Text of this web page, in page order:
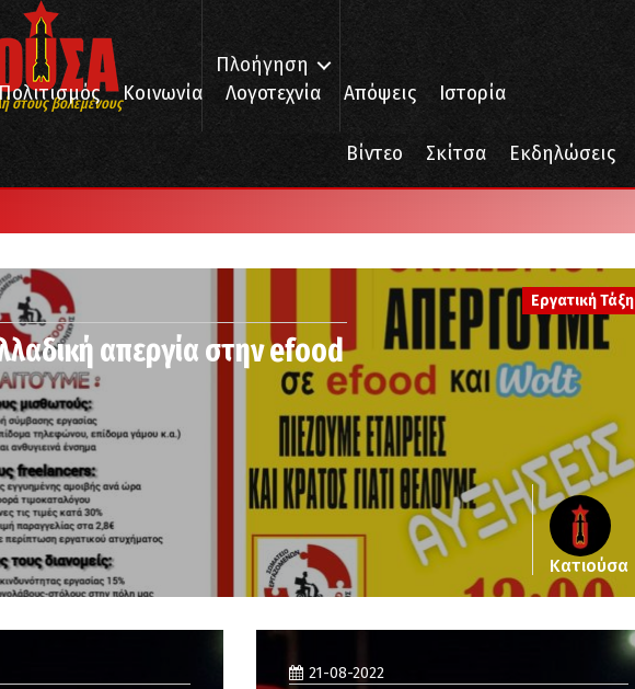
στους βολεμένους
Πλοήγηση
Κοινωνία Λογοτεχνία Απόψεις Ιστορία
Βίντεο Σκίτσα Εκδηλώσεις
Εργατική Τάξη
απεργία στην efood
Κατιούσα
21-08-2022